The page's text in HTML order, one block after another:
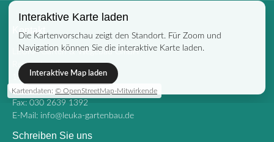
Interaktive Karte laden
Die Kartenvorschau zeigt den Standort. Für Zoom und
Navigation können Sie die interaktive Karte laden.
Interaktive Map laden
Kartendaten: © OpenStreetMap-Mitwirkende
Kontakt
LEUKA Garten & Wegebau GmbH
Reichsstr. 92a
14052 Berlin
Tel.: 030 2636 9354
Fax: 030 2639 1392
E-Mail: info@leuka-gartenbau.de
Schreiben Sie uns